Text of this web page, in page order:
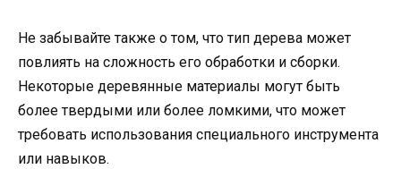
Не забывайте также о том, что тип дерева может
повлиять на сложность его обработки и сборки.
Некоторые деревянные материалы могут быть
более твердыми или более ломкими, что может
требовать использования специального инструмента
или навыков.